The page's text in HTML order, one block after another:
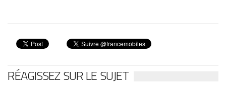
RÉAGISSEZ SUR LE SUJET